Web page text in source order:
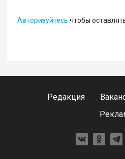
Авторизуйтесь чтобы
Редакция